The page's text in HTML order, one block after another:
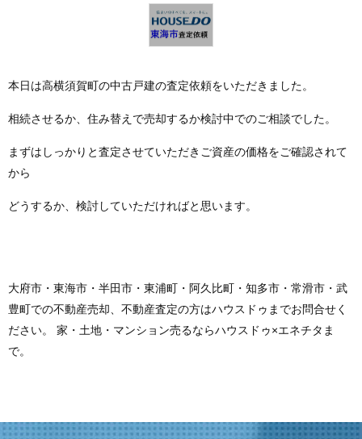
本日は高横須賀町の中古戸建の査定依頼をいただきました。
相続させるか、住み替えで売却するか検討中でのご相談でした。
まずはしっかりと査定させていただきご資産の価格をご確認されて
から
どうするか、検討していただければと思います。
大府市・東海市・半田市・東浦町・阿久比町・知多市・常滑市・武
豊町での不動産売却、不動産査定の方はハウスドゥまでお問合せく
ださい。 家・土地・マンション売るならハウスドゥ×エネチタま
で。